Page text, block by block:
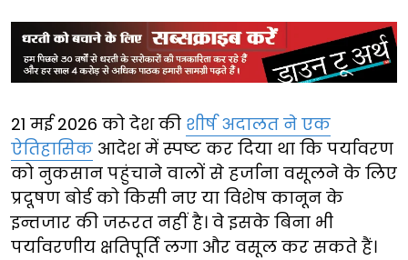
21 मई 2026 को देश की शीर्ष अदालत ने एक
ऐतिहासिक आदेश में स्पष्ट कर दिया था कि पर्यावरण
को नुकसान पहुंचाने वालों से हर्जाना वसूलने के लिए
प्रदूषण बोर्ड को किसी नए या विशेष कानून के
इन्तजार की जरूरत नहीं है। वे इसके बिना भी
पर्यावरणीय क्षतिपूर्ति लगा और वसूल कर सकते हैं।